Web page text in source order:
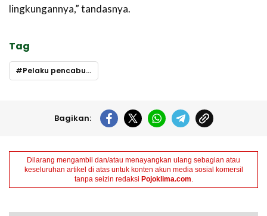
lingkungannya,” tandasnya.
Tag
Pelaku pencabulan
Bagikan:
Dilarang mengambil dan/atau menayangkan ulang sebagian atau
keseluruhan artikel di atas untuk konten akun media sosial komersil
tanpa seizin redaksi Pojoklima.com.